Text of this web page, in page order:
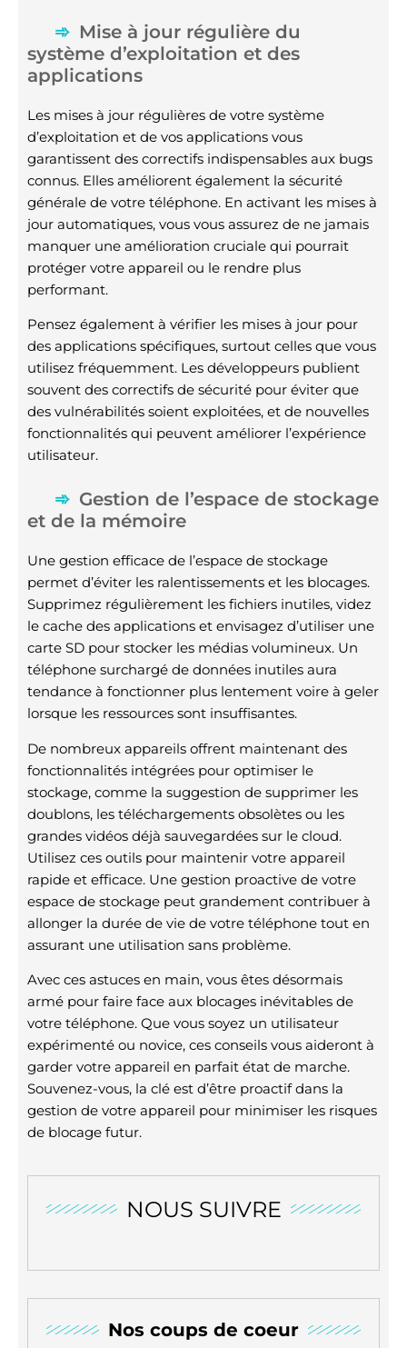
NOUS SUIVRE
Nos coups de coeur
Mise à jour régulière du
système d’exploitation et des
applications
Les mises à jour régulières de votre système
d’exploitation et de vos applications vous
garantissent des correctifs indispensables aux bugs
connus. Elles améliorent également la sécurité
générale de votre téléphone. En activant les mises à
jour automatiques, vous vous assurez de ne jamais
manquer une amélioration cruciale qui pourrait
protéger votre appareil ou le rendre plus
performant.
Pensez également à vérifier les mises à jour pour
des applications spécifiques, surtout celles que vous
utilisez fréquemment. Les développeurs publient
souvent des correctifs de sécurité pour éviter que
des vulnérabilités soient exploitées, et de nouvelles
fonctionnalités qui peuvent améliorer l’expérience
utilisateur.
Gestion de l’espace de stockage
et de la mémoire
Une gestion efficace de l’espace de stockage
permet d’éviter les ralentissements et les blocages.
Supprimez régulièrement les fichiers inutiles, videz
le cache des applications et envisagez d’utiliser une
carte SD pour stocker les médias volumineux. Un
téléphone surchargé de données inutiles aura
tendance à fonctionner plus lentement voire à geler
lorsque les ressources sont insuffisantes.
De nombreux appareils offrent maintenant des
fonctionnalités intégrées pour optimiser le
stockage, comme la suggestion de supprimer les
doublons, les téléchargements obsolètes ou les
grandes vidéos déjà sauvegardées sur le cloud.
Utilisez ces outils pour maintenir votre appareil
rapide et efficace. Une gestion proactive de votre
espace de stockage peut grandement contribuer à
allonger la durée de vie de votre téléphone tout en
assurant une utilisation sans problème.
Avec ces astuces en main, vous êtes désormais
armé pour faire face aux blocages inévitables de
votre téléphone. Que vous soyez un utilisateur
expérimenté ou novice, ces conseils vous aideront à
garder votre appareil en parfait état de marche.
Souvenez-vous, la clé est d’être proactif dans la
gestion de votre appareil pour minimiser les risques
de blocage futur.